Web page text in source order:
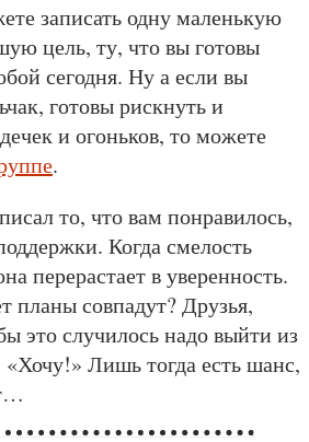
записать одну маленькую
цель, ту, что вы готовы
сегодня. Ну а если вы
готовы рискнуть и
и огоньков, то можете
.
то, что вам понравилось,
Когда смелость
перерастает в уверенность.
планы совпадут? Друзья,
это случилось надо выйти из
«Хочу!» Лишь тогда есть шанс,